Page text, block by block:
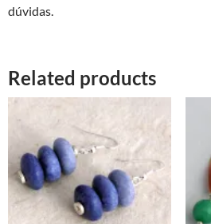
dúvidas.
Related products